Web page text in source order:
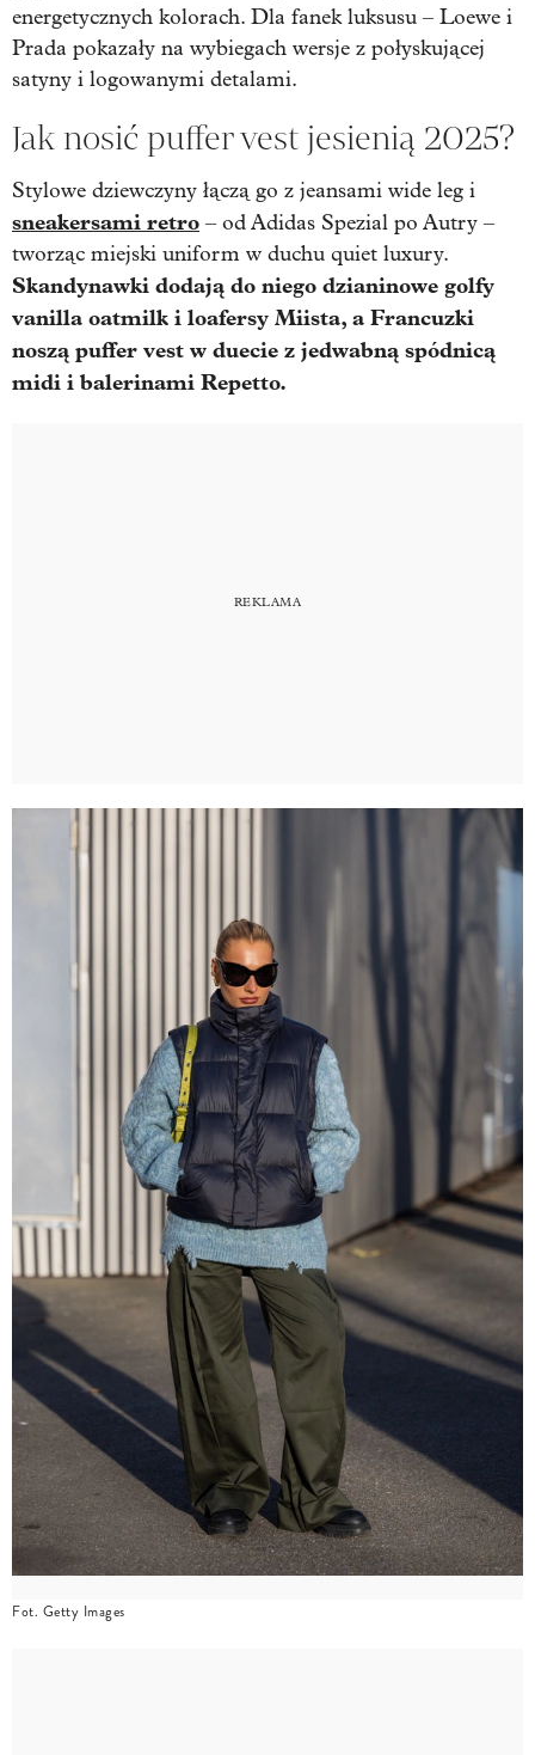
energetycznych kolorach. Dla fanek luksusu – Loewe i
Prada pokazały na wybiegach wersje z połyskującej
satyny i logowanymi detalami.
Jak nosić puffer vest jesienią 2025?
Stylowe dziewczyny łączą go z jeansami wide leg i
sneakersami retro – od Adidas Spezial po Autry –
tworząc miejski uniform w duchu quiet luxury.
Skandynawki dodają do niego dzianinowe golfy
vanilla oatmilk i loafersy Miista, a Francuzki
noszą puffer vest w duecie z jedwabną spódnicą
midi i balerinami Repetto.
Fot. Getty Images